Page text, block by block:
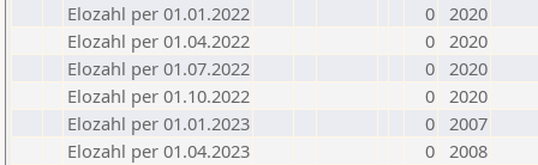
Elozahl per 01.01.2022
0 2020
Elozahl per 01.04.2022
0 2020
Elozahl per 01.07.2022
0 2020
Elozahl per 01.10.2022
0 2020
Elozahl per 01.01.2023
0 2007
Elozahl per 01.04.2023
0 2008